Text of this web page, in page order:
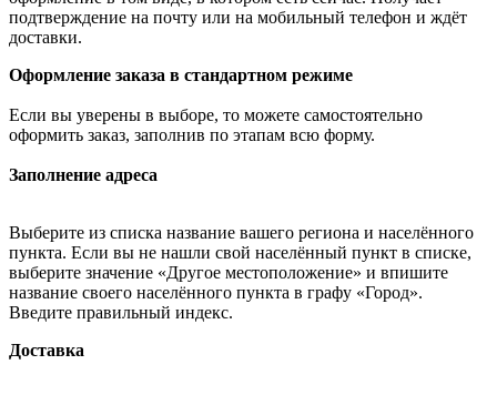
подтверждение на почту или на мобильный телефон и ждёт
доставки.
Оформление заказа в стандартном режиме
Если вы уверены в выборе, то можете самостоятельно
оформить заказ, заполнив по этапам всю форму.
Заполнение адреса
Выберите из списка название вашего региона и населённого
пункта. Если вы не нашли свой населённый пункт в списке,
выберите значение «Другое местоположение» и впишите
название своего населённого пункта в графу «Город».
Введите правильный индекс.
Доставка